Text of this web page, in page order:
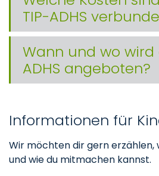
TIP-ADHS
Wann und wo wird
ADHS angeboten?
Informationen für
Wir möchten dir gern erzählen,
und wie du mitmachen kannst.